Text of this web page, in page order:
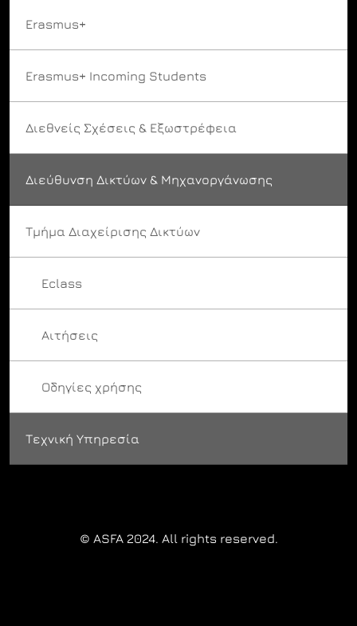
Erasmus+
Erasmus+ Incoming Students
Διεθνείς Σχέσεις & Εξωστρέφεια
Διεύθυνση Δικτύων & Μηχανοργάνωσης
Τμήμα Διαχείρισης Δικτύων
Eclass
Αιτήσεις
Οδηγίες χρήσης
Τεχνική Υπηρεσία
© ASFA 2024. All rights reserved.